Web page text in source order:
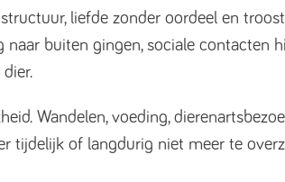
liefde zonder oordeel en
buiten gingen, sociale contacten
Wandelen, voeding,
tijdelijk of langdurig niet meer te